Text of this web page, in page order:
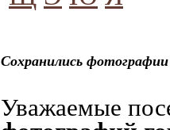
Сохранились
Уважаемые